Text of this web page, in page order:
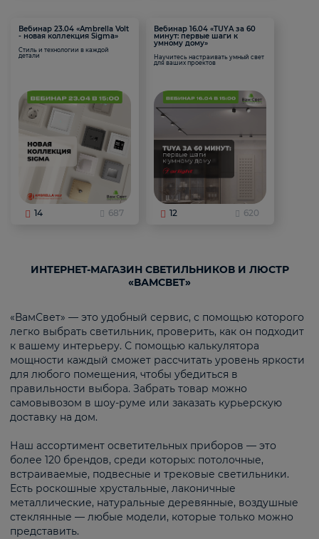
Вебинар 23.04 «Ambrella Volt
- новая коллекция Sigma»
Стиль и технологии в каждой
детали
14 687
Вебинар 16.04 «TUYA за 60
минут: первые шаги к
умному дому»
Научитесь настраивать умный свет
для ваших проектов
12 620
ИНТЕРНЕТ-МАГАЗИН СВЕТИЛЬНИКОВ И ЛЮСТР
«ВАМСВЕТ»
«ВамСвет» — это удобный сервис, с помощью которого
легко выбрать светильник, проверить, как он подходит
к вашему интерьеру. С помощью калькулятора
мощности каждый сможет рассчитать уровень яркости
для любого помещения, чтобы убедиться в
правильности выбора. Забрать товар можно
самовывозом в шоу-руме или заказать курьерскую
доставку на дом.
Наш ассортимент осветительных приборов — это
более 120 брендов, среди которых: потолочные,
встраиваемые, подвесные и трековые светильники.
Есть роскошные хрустальные, лаконичные
металлические, натуральные деревянные, воздушные
стеклянные — любые модели, которые только можно
представить.